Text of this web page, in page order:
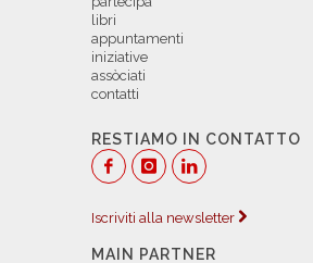
libri
appuntamenti
iniziative
assòciati
contatti
RESTIAMO IN CONTATTO
Iscriviti alla newsletter
MAIN PARTNER